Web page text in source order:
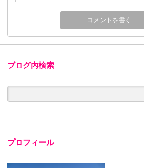
ブログ内検索
プロフィール